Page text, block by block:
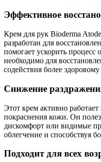
Эффективное
Крем для рук Bioderma
разработан для
помогает ускорить процесс
необходимо для
содействия более
Снижение
Этот крем активно
покраснения кожи. Он
дискомфорт или видимые
облегчение и способствуя
Подходит для всех